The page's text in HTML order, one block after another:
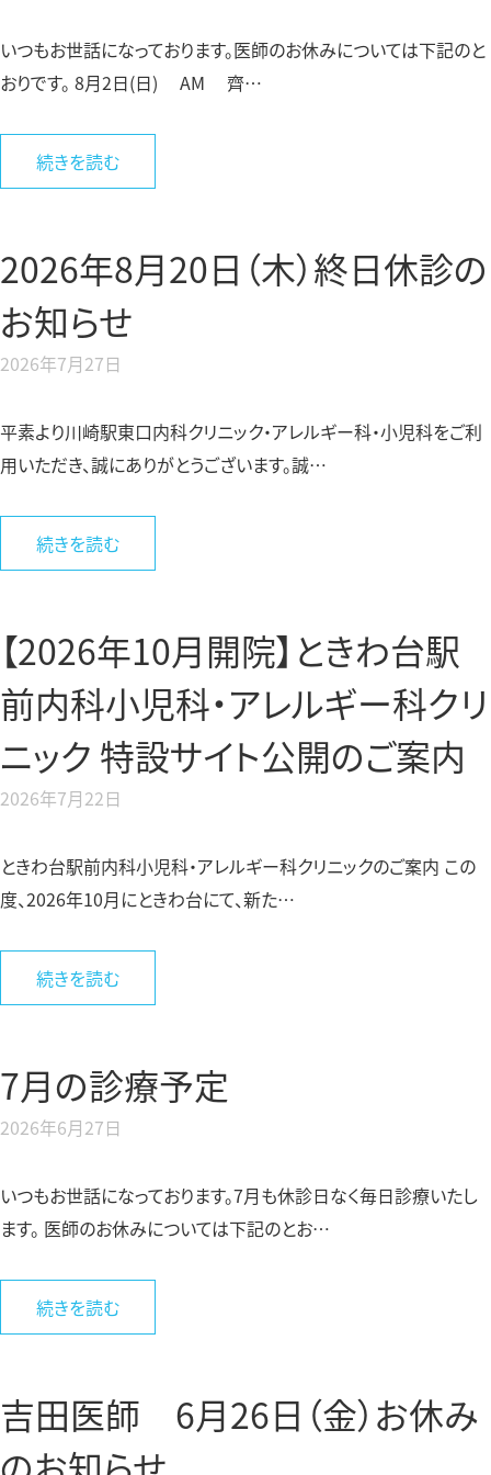
いつもお世話になっております。医師のお休みについては下記のと
おりです。 8月2日(日) AM 齊…
続きを読む
2026年8月20日（木）終日休診の
お知らせ
2026年7月27日
平素より川崎駅東口内科クリニック・アレルギー科・小児科をご利
用いただき、誠にありがとうございます。誠…
続きを読む
【2026年10月開院】ときわ台駅
前内科小児科・アレルギー科クリ
ニック 特設サイト公開のご案内
2026年7月22日
ときわ台駅前内科小児科・アレルギー科クリニックのご案内 この
度、2026年10月にときわ台にて、新た…
続きを読む
7月の診療予定
2026年6月27日
いつもお世話になっております。7月も休診日なく毎日診療いたし
ます。 医師のお休みについては下記のとお…
続きを読む
吉田医師 6月26日（金）お休み